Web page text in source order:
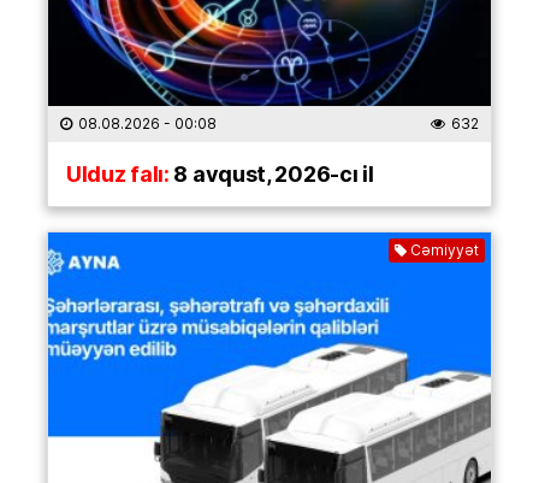
08.08.2026 - 00:08 632
Ulduz falı:8 avqust, 2026-cı il
Cəmiyyət